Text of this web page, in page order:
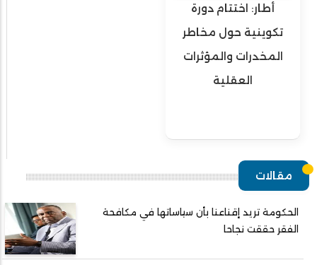
أطار: اختتام دورة
تكوينية حول مخاطر
المخدرات والمؤثرات
العقلية
مقالات
الحكومة تريد إقناعنا بأن سياساتها في مكافحة
الفقر حققت نجاحا